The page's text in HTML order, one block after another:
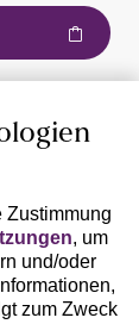
Zustimmung
, um
und/oder
zum Zweck